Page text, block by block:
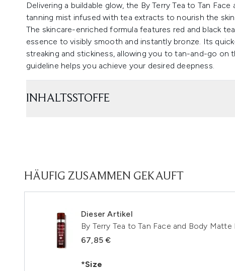
Delivering a buildable glow, the By Terry Tea to Tan
tanning mist infused with tea extracts to nourish the
The skincare-enriched formula features red and black
essence to visibly smooth and instantly bronze. Its
streaking and stickiness, allowing you to tan-and-go
guideline helps you achieve your desired deepness.
INHALTSSTOFFE
HÄUFIG ZUSAMMEN GEKAUFT
Dieser Artikel
By Terry Tea to Tan Face and Body Matte
67,85 €
*Size